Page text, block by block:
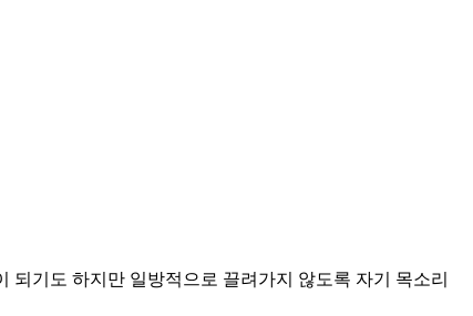
기도 하지만 일방적으로 끌려가지 않도록 자기 목소리